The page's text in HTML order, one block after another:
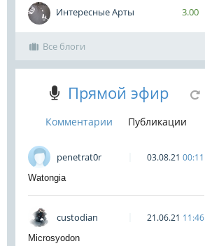
Интересные Арты 3.00
Все блоги
Прямой эфир
Комментарии Публикации
penetrat0r 03.08.21 00:11
Watongia
custodian 21.06.21 11:46
Microsyodon